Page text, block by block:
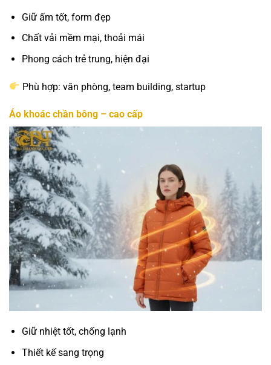
Giữ ấm tốt, form đẹp
Chất vải mềm mại, thoải mái
Phong cách trẻ trung, hiện đại
Phù hợp: văn phòng, team building, startup
Áo khoác chần bông – cao cấp
Giữ nhiệt tốt, chống lạnh
Thiết kế sang trọng